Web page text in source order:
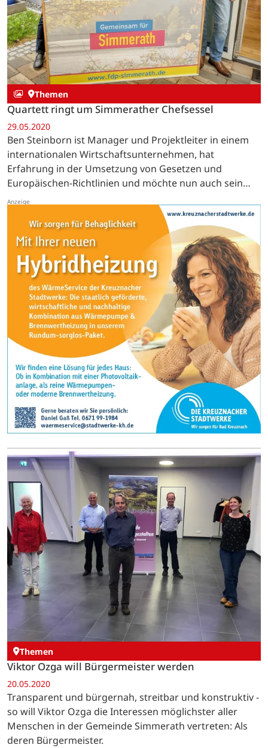
Themen
Quartett ringt um Simmerather Chefsessel
29.05.2020
Ben Steinborn ist Manager und Projektleiter in einem
internationalen Wirtschaftsunternehmen, hat
Erfahrung in der Umsetzung von Gesetzen und
Europäischen-Richtlinien und möchte nun auch sein
Wissen in der Führung sowie Entwicklung von Teams
Themen
Viktor Ozga will Bürgermeister werden
20.05.2020
Transparent und bürgernah, streitbar und konstruktiv -
so will Viktor Ozga die Interessen möglichster aller
Menschen in der Gemeinde Simmerath vertreten: Als
deren Bürgermeister.